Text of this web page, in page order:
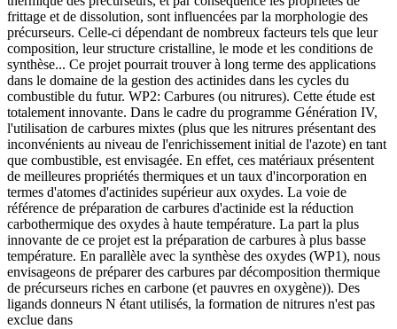
frittage et de dissolution, sont influencées par la morphologie des
précurseurs. Celle-ci dépendant de nombreux facteurs tels que leur
composition, leur structure cristalline, le mode et les conditions de
synthèse... Ce projet pourrait trouver à long terme des applications
dans le domaine de la gestion des actinides dans les cycles du
combustible du futur. WP2: Carbures (ou nitrures). Cette étude est
totalement innovante. Dans le cadre du programme Génération IV,
l'utilisation de carbures mixtes (plus que les nitrures présentant des
inconvénients au niveau de l'enrichissement initial de l'azote) en tant
que combustible, est envisagée. En effet, ces matériaux présentent
de meilleures propriétés thermiques et un taux d'incorporation en
termes d'atomes d'actinides supérieur aux oxydes. La voie de
référence de préparation de carbures d'actinide est la réduction
carbothermique des oxydes à haute température. La part la plus
innovante de ce projet est la préparation de carbures à plus basse
température. En parallèle avec la synthèse des oxydes (WP1), nous
envisageons de préparer des carbures par décomposition thermique
de précurseurs riches en carbone (et pauvres en oxygène)). Des
ligands donneurs N étant utilisés, la formation de nitrures n'est pas
exclue dans